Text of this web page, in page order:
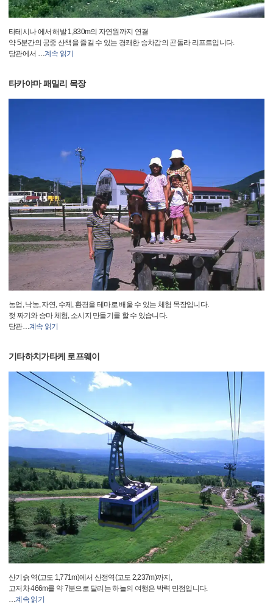
타테시나 에서 해발 1,830m의 자연원까지 연결
약 5분간의 공중 산책을 즐길 수 있는 경쾌한 승차감의 곤돌라 리프트입니다.
당관에서 …계속 읽기
타카야마 패밀리 목장
농업, 낙농, 자연, 수제, 환경을 테마로 배울 수 있는 체험 목장입니다.
젖 짜기와 승마 체험, 소시지 만들기를 할 수 있습니다.
당관…계속 읽기
기타하치가타케 로프웨이
산기슭 역(고도 1,771m)에서 산정역(고도 2,237m)까지,
고저차 466m를 약 7분으로 달리는 하늘의 여행은 박력 만점입니다.
…계속 읽기